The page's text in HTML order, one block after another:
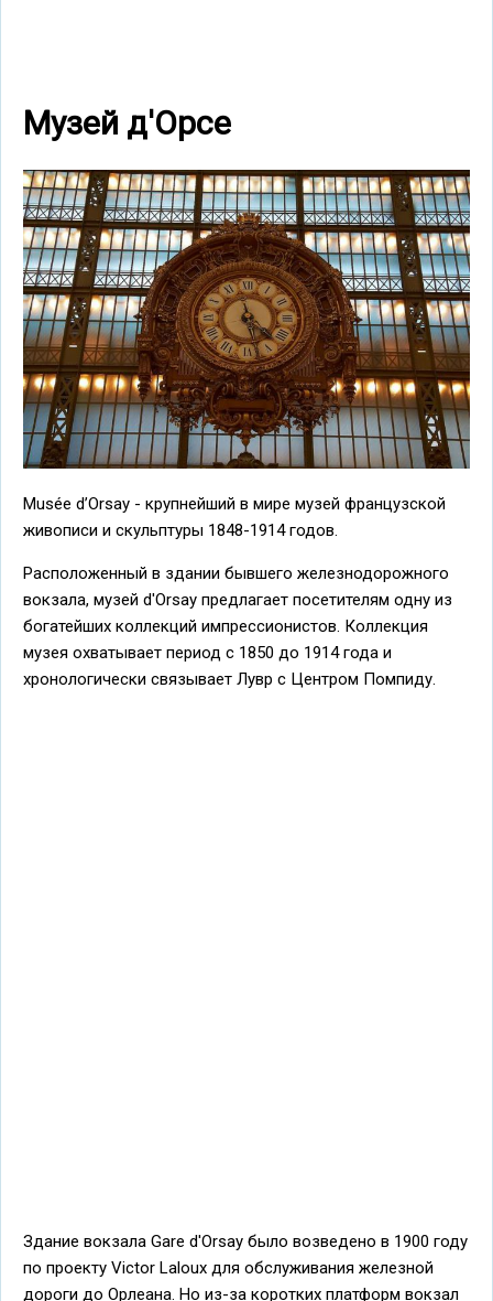
Музей д'Орсе
Musée d’Orsay - крупнейший в мире музей французской
живописи и скульптуры 1848-1914 годов.
Расположенный в здании бывшего железнодорожного
вокзала, музей d'Orsay предлагает посетителям одну из
богатейших коллекций импрессионистов. Коллекция
музея охватывает период с 1850 до 1914 года и
хронологически связывает Лувр с Центром Помпиду.
Здание вокзала Gare d'Orsay было возведено в 1900 году
по проекту Victor Laloux для обслуживания железной
дороги до Орлеана. Но из-за коротких платформ вокзал